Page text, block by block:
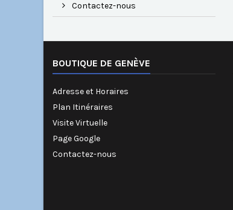
Contactez-nous
BOUTIQUE DE GENÈVE
Adresse et Horaires
Plan Itinéraires
Visite Virtuelle
Page Google
Contactez-nous